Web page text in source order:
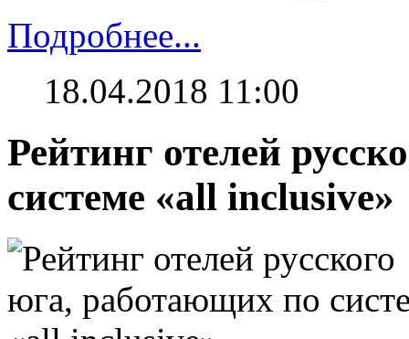
Подробнее...
18.04.2018 11:00
Рейтинг отелей
системе «all inclusive»